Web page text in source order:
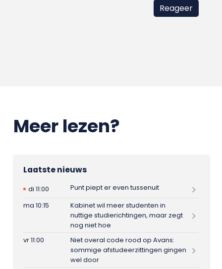
Meer lezen?
Laatste nieuws
di 11:00
Punt piept er even tussenuit
ma 10:15
Kabinet wil meer studenten in
nuttige studierichtingen, maar zegt
nog niet hoe
vr 11:00
Niet overal code rood op Avans:
sommige afstudeerzittingen gingen
wel door